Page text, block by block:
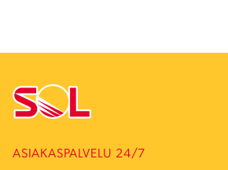
ASIAKASPALVELU 24/7